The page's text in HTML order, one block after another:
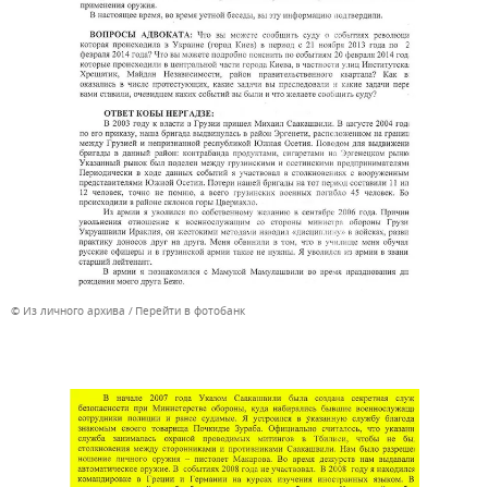
© Из личного архива Перейти в фотобанк